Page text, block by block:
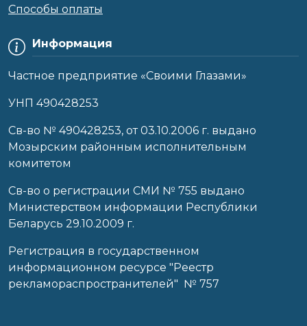
Информация
Частное предприятие «Своими Глазами»
УНП 490428253
Cв-во № 490428253, от 03.10.2006 г. выдано
Мозырским районным исполнительным
комитетом
Св-во о регистрации СМИ № 755 выдано
Министерством информации Республики
Беларусь 29.10.2009 г.
Регистрация в государственном
информационном ресурсе "Реестр
рекламораспространителей" № 757
Способы оплаты